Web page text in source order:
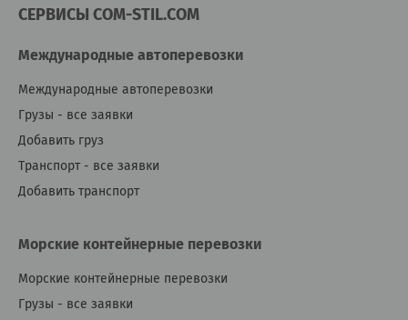
СЕРВИСЫ COM-STIL.COM
Международные автоперевозки
Международные автоперевозки
Грузы - все заявки
Добавить груз
Транспорт - все заявки
Добавить транспорт
Морские контейнерные перевозки
Морские контейнерные перевозки
Грузы - все заявки